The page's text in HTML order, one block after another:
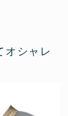
オシャレ